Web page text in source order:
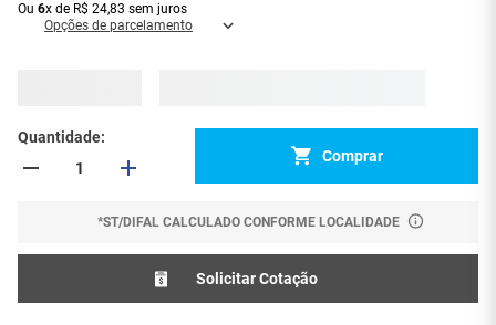
Ou 6x de R$ 24,83 sem juros
Opções de parcelamento
Quantidade
Comprar
*ST/DIFAL CALCULADO CONFORME LOCALIDADE
Solicitar Cotação